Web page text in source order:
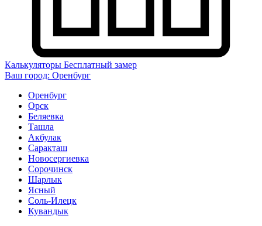
Калькуляторы Бесплатный замер
Ваш город: Оренбург
Оренбург
Орск
Беляевка
Ташла
Акбулак
Саракташ
Новосергиевка
Сорочинск
Шарлык
Ясный
Соль-Илецк
Кувандык